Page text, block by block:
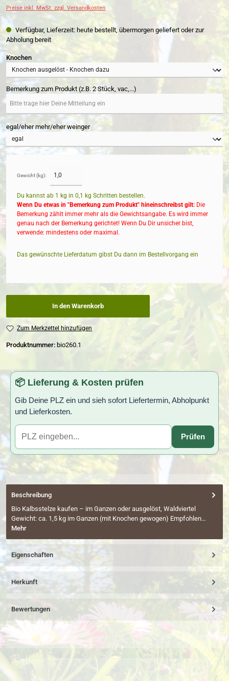
Preise inkl. MwSt. zzgl. Versandkosten
Verfügbar, Lieferzeit: heute bestellt, übermorgen geliefert oder zur
Abholung bereit
Knochenauswählen
Bemerkung zum Produkt (z.B. 2 Stück, vac,...)
egal/eher mehr/eher weinger
Gewicht (kg):
Du kannst ab 1 kg in 0,1 kg Schritten bestellen.
Wenn Du etwas in "Bemerkung zum Produkt" hineinschreibst gilt: Die
Bemerkung zählt immer mehr als die Gewichtsangabe. Es wird immer
genau nach der Bemerkung gerichtet! Wenn Du Dir unsicher bist,
verwende: mindestens oder maximal.
Das gewünschte Lieferdatum gibst Du dann im Bestellvorgang ein
In den Warenkorb
Zum Merkzettel hinzufügen
Produktnummer: bio260.1
📦 Lieferung & Kosten prüfen
Gib Deine PLZ ein und sieh sofort Liefertermin, Abholpunkt
und Lieferkosten.
Prüfen
Beschreibung
Bio Kalbsstelze kaufen – im Ganzen oder ausgelöst, Waldviertel
Gewicht: ca. 1,5 kg im Ganzen (mit Knochen gewogen) Empfohlen…
Mehr
Eigenschaften
Herkunft
Bewertungen